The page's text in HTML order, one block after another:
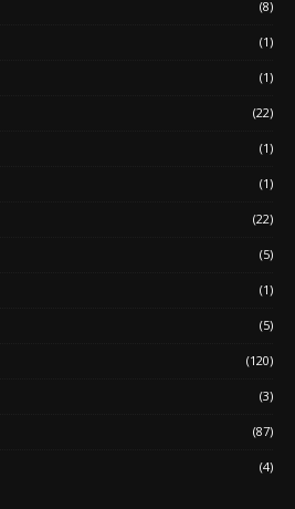
(8)
(1)
(1)
(22)
(1)
(1)
(22)
(5)
(1)
(5)
(120)
(3)
(87)
(4)